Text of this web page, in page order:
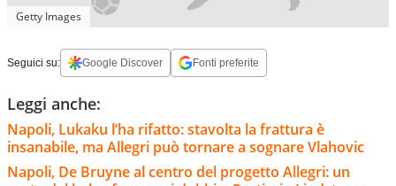
Getty Images
Seguici su: Google Discover Fonti preferite
Leggi anche:
Napoli, Lukaku l’ha rifatto: stavolta la frattura è
insanabile, ma Allegri può tornare a sognare Vlahovic
Napoli, De Bruyne al centro del progetto Allegri: un